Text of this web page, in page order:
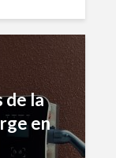
de la
en